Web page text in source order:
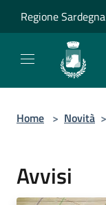
Regione Sardegna
Home > Novità >
Avvisi